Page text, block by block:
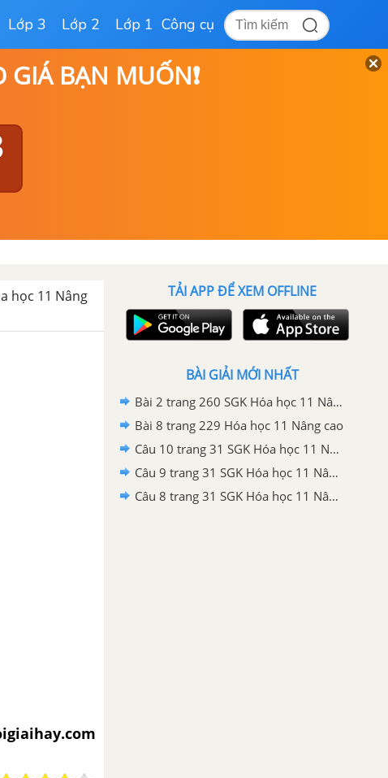
Lớp 3 Lớp 2 Lớp 1 Công cụ
BẠN MUỐN❗
học 11 Nâng
TẢI APP ĐỂ XEM OFFLINE
BÀI GIẢI MỚI NHẤT
Bài 2 trang 260 SGK Hóa học 11 Nâng cao
Bài 8 trang 229 Hóa học 11 Nâng cao
Câu 10 trang 31 SGK Hóa học 11 Nâng cao
Câu 9 trang 31 SGK Hóa học 11 Nâng cao
Câu 8 trang 31 SGK Hóa học 11 Nâng cao